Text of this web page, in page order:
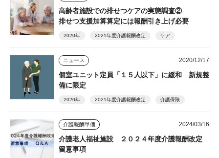
高齢者施設での排せつケアの実態調査②
排せつ支援加算算定には報酬引き上げ必要
2020年 2021年度介護報酬改定 ケア
ニュース 2020/12/17
個室ユニット定員「１５人以下」に緩和 新規整
備に限定
2020年 2021年度介護報酬改定 介護保険
介護報酬単価 2024/03/16
介護老人福祉施設 ２０２４年度介護報酬改定
留意事項